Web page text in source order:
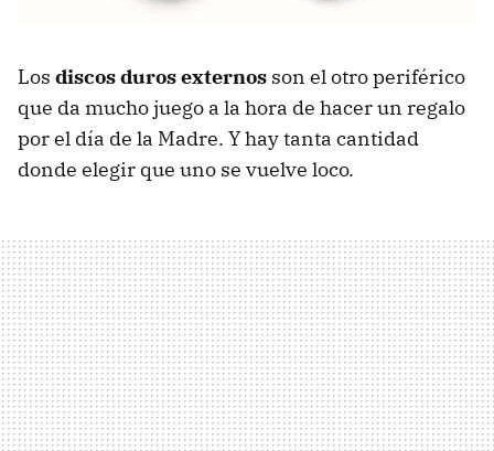
Los discos duros externos son el otro periférico
que da mucho juego a la hora de hacer un regalo
por el día de la Madre. Y hay tanta cantidad
donde elegir que uno se vuelve loco.